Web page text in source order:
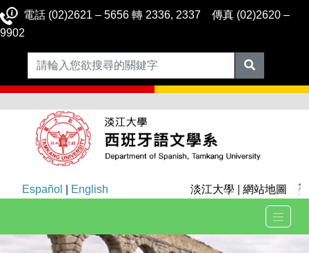
電話 (02)2621 – 5656 轉 2336, 2337 傳真 (02)2620 –
9902
Español English 淡江大學 網站地圖